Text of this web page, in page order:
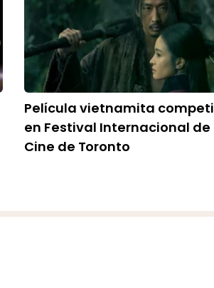
Película vietnamita
en Festival Internacional de
Cine de Toronto